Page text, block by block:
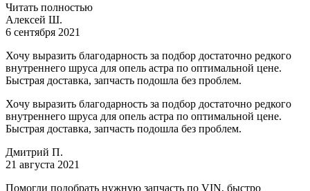
Читать полностью
Алексей Ш.
6 сентября 2021
Хочу выразить благодарность за подбор достаточно редкого
внутреннего шруса для опель астра по оптимальной цене.
Быстрая доставка, запчасть подошла без проблем.
Хочу выразить благодарность за подбор достаточно редкого
внутреннего шруса для опель астра по оптимальной цене.
Быстрая доставка, запчасть подошла без проблем.
Дмитрий П.
21 августа 2021
Помогли подобрать нужную запчасть по VIN, быстро